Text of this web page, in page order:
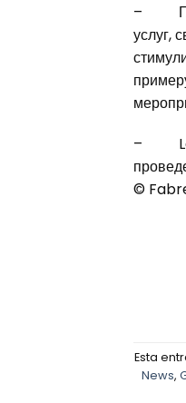
–
услуг,
– La
©
Esta
News,